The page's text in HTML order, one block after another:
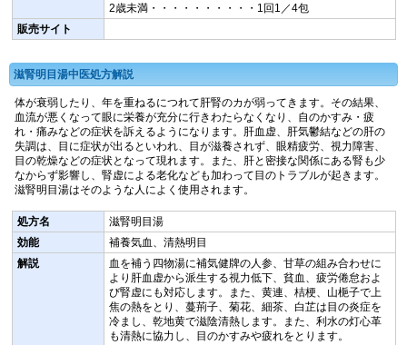
2歳未満・・・・・・・・・・1回1／4包
販売サイト
滋腎明目湯中医処方解説
体が衰弱したり、年を重ねるにつれて肝腎のカが弱ってきます。その結果、
血流が悪くなって眼に栄養が充分に行きわたらなくなり、自のかすみ・疲
れ・痛みなどの症状を訴えるようになります。肝血虚、肝気鬱結などの肝の
失調は、目に症状が出るといわれ、目が滋養されず、眼精疲労、視力障害、
目の乾燥などの症状となって現れます。また、肝と密接な関係にある腎も少
なからず影響し、腎虚による老化なども加わって目のトラブルが起きます。
滋腎明目湯はそのような人によく使用されます。
処方名
滋腎明目湯
効能
補養気血、清熱明目
解説
血を補う四物湯に補気健牌の人参、甘草の組み合わせに
より肝血虚から派生する視力低下、貧血、疲労倦怠およ
び腎虚にも対応します。また、黄連、桔梗、山梔子で上
焦の熱をとり、蔓荊子、菊花、細茶、白芷は目の炎症を
冷まし、乾地黄で滋陰清熱します。また、利水の灯心革
も清熱に協力し、目のかすみや疲れをとります。